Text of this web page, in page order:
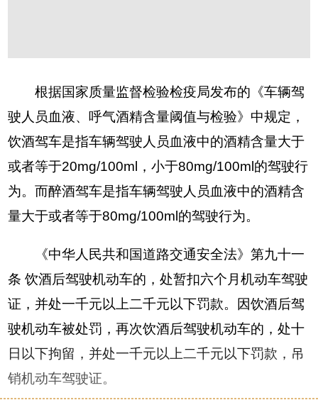
根据国家质量监督检验检疫局发布的《车辆驾
驶人员血液、呼气酒精含量阈值与检验》中规定，
饮酒驾车是指车辆驾驶人员血液中的酒精含量大于
或者等于20mg/100ml，小于80mg/100ml的驾驶行
为。而醉酒驾车是指车辆驾驶人员血液中的酒精含
量大于或者等于80mg/100ml的驾驶行为。
《中华人民共和国道路交通安全法》第九十一
条 饮酒后驾驶机动车的，处暂扣六个月机动车驾驶
证，并处一千元以上二千元以下罚款。因饮酒后驾
驶机动车被处罚，再次饮酒后驾驶机动车的，处十
日以下拘留，并处一千元以上二千元以下罚款，吊
销机动车驾驶证。